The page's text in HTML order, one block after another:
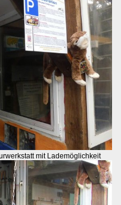
mit Lademöglichkeit